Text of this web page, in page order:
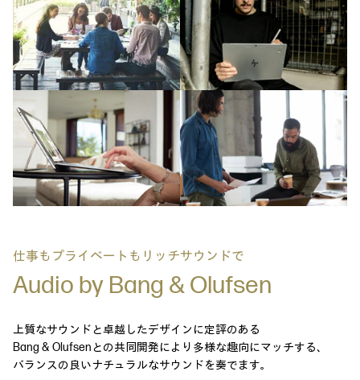
仕事もプライベートもリッチサウンドで
Audio by Bang & Olufsen
上質なサウンドと卓越したデザインに定評のある
Bang & Olufsenとの共同開発により多様な趣向にマッチする、
バランスの良いナチュラルなサウンドを奏でます。